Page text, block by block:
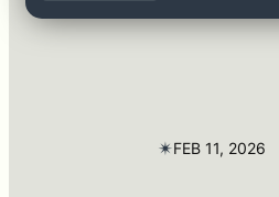
✴︎FEB 11, 2026